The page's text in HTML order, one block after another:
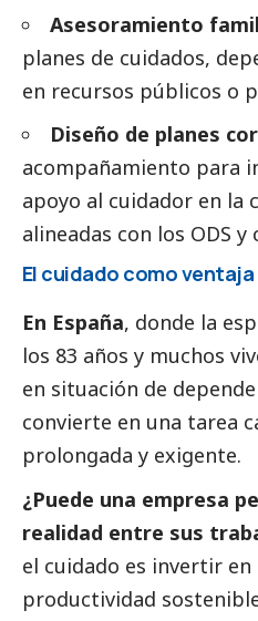
Asesoramiento
planes de cuidados,
en recursos públicos o
Diseño de planes
acompañamiento para
apoyo al cuidador en la
alineadas con los ODS y
El cuidado como
En España, donde la
los 83 años y muchos
en situación de
convierte en una tarea
prolongada y exigente.
¿Puede una empresa
realidad entre sus
el cuidado es invertir
productividad